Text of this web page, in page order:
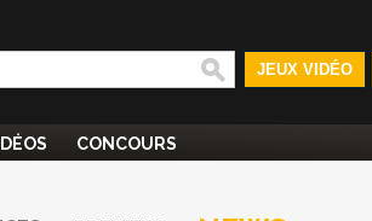
JEUX VIDÉO
CONCOURS